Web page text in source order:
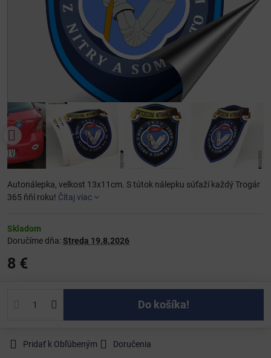
Autonálepka, velkost 13x11cm. S tútok nálepku súťaží každý Trogár
365 ňňí roku! Čítaj viac
Skladom
Doručíme dňa: Streda 19.8.2026
8 €
Do košíka!
Pridať k Obľúbeným Doručenia